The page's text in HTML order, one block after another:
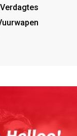
Verdagtes